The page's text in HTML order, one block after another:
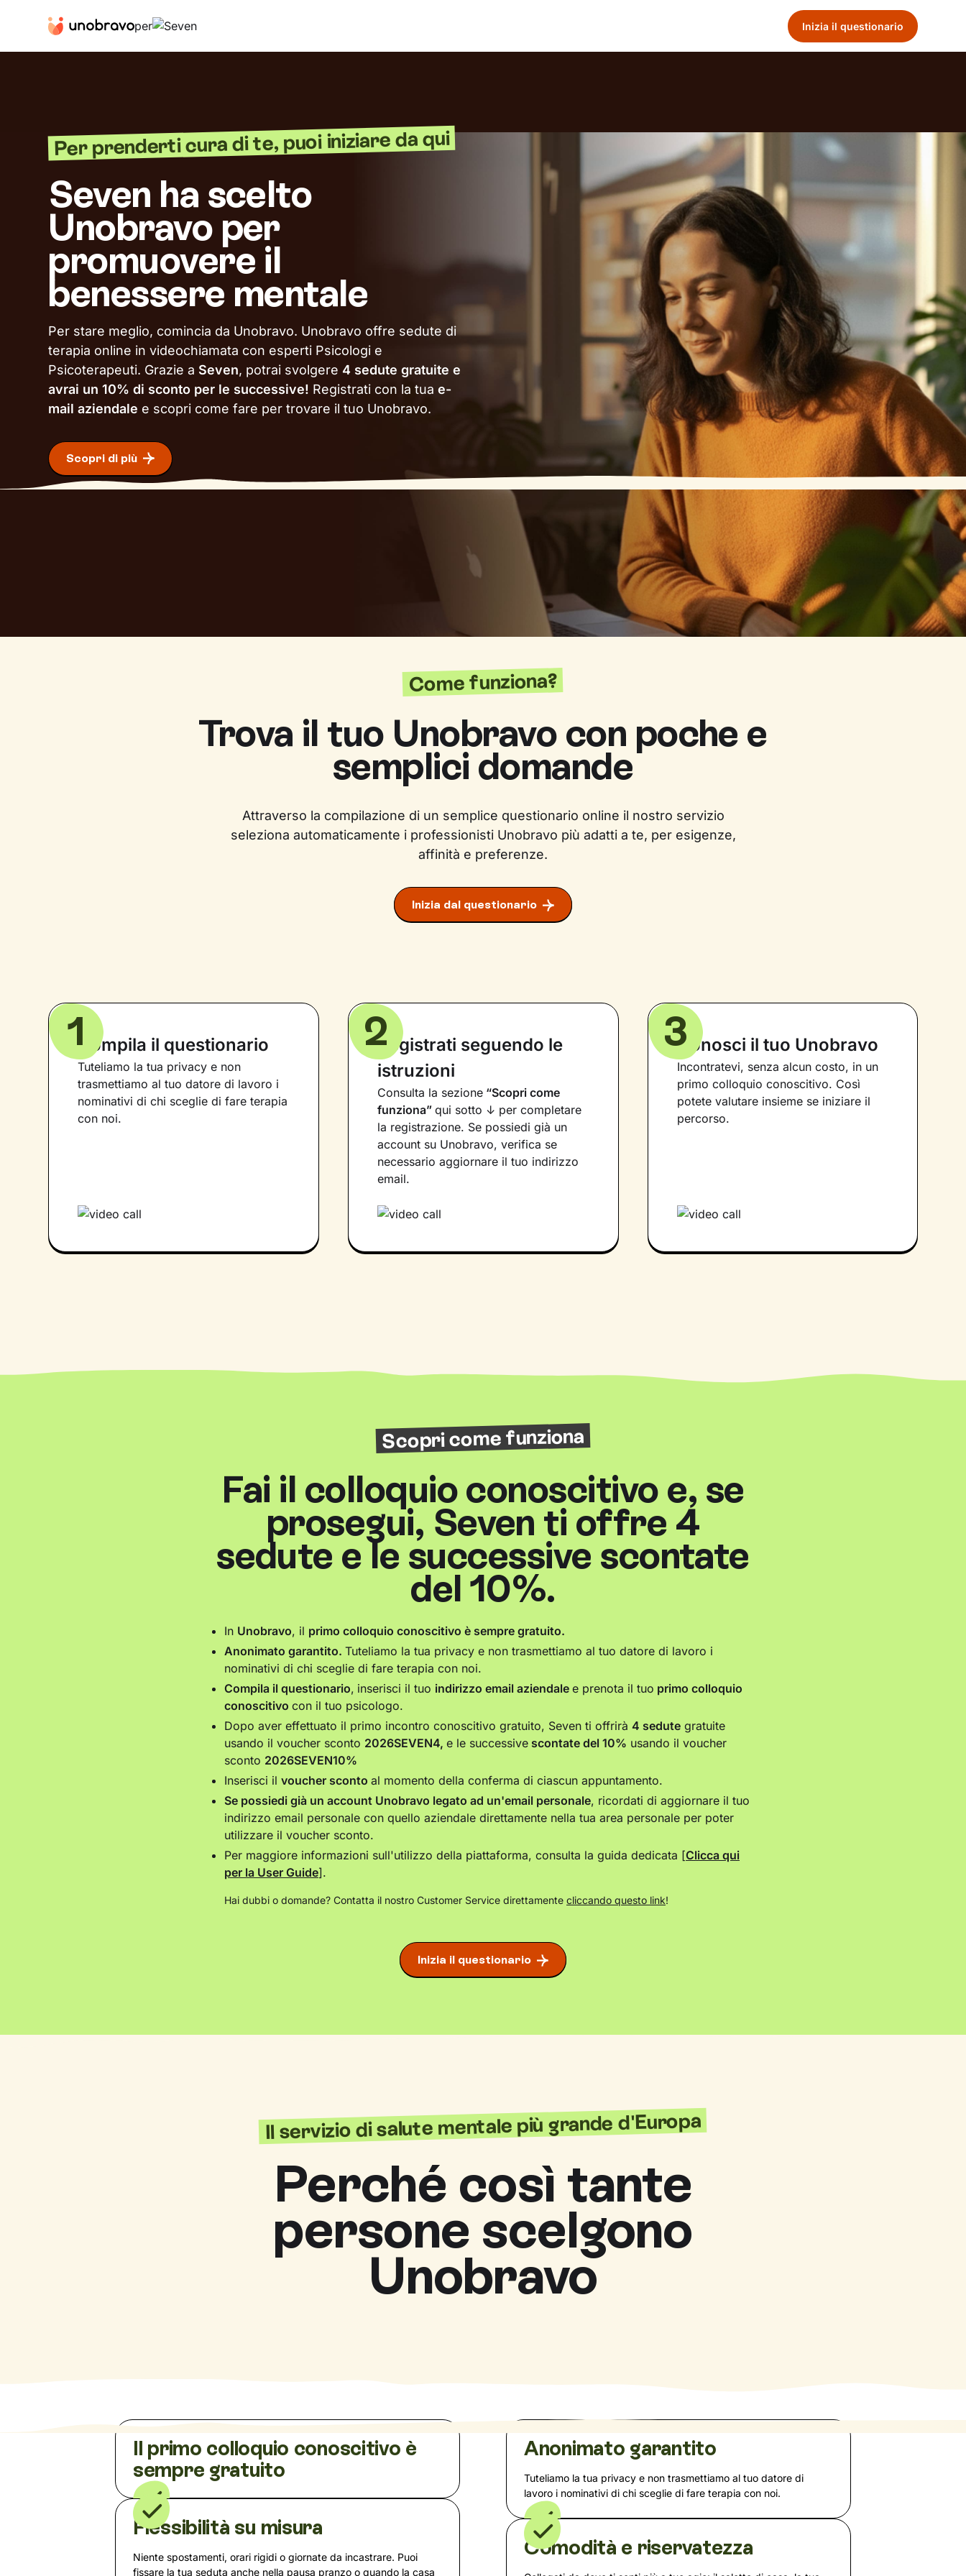
per Inizia il questionario
Per prenderti cura di te, puoi iniziare da qui
Seven ha scelto
Unobravo per
promuovere il
benessere mentale
Per stare meglio, comincia da Unobravo. Unobravo offre sedute di
terapia online in videochiamata con esperti Psicologi e
Psicoterapeuti. Grazie a Seven, potrai svolgere 4 sedute gratuite e
avrai un 10% di sconto per le successive! Registrati con la tua e-
mail aziendale e scopri come fare per trovare il tuo Unobravo.
Scopri di più
Come funziona?
Trova il tuo Unobravo con poche e
semplici domande
Attraverso la compilazione di un semplice questionario online il nostro servizio
seleziona automaticamente i professionisti Unobravo più adatti a te, per esigenze,
affinità e preferenze.
Inizia dal questionario
Compila il questionario
Tuteliamo la tua privacy e non
trasmettiamo al tuo datore di lavoro i
nominativi di chi sceglie di fare terapia
con noi.
1
Registrati seguendo le
istruzioni
Consulta la sezione“Scopri come
funziona” qui sotto ↓ per completare
la registrazione. Se possiedi già un
account su Unobravo, verifica se
necessario aggiornare il tuo indirizzo
email.
2 Conosci il tuo Unobravo
Incontratevi, senza alcun costo, in un
primo colloquio conoscitivo. Così
potete valutare insieme se iniziare il
percorso.
3
Scopri come funziona
Fai il colloquio conoscitivo e, se
prosegui, Seven ti offre 4
sedute e le successive scontate
del 10%.
In Unobravo, il primo colloquio conoscitivo è sempre gratuito.
Anonimato garantito. Tuteliamo la tua privacy e non trasmettiamo al tuo datore di lavoro i
nominativi di chi sceglie di fare terapia con noi.
Compila il questionario, inserisci il tuo indirizzo email aziendale e prenota il tuo primo colloquio
conoscitivo con il tuo psicologo.
Dopo aver effettuato il primo incontro conoscitivo gratuito, Seven ti offrirà 4 sedute gratuite
usando il voucher sconto 2026SEVEN4, e le successive scontate del 10% usando il voucher
sconto 2026SEVEN10%
Inserisci il voucher sconto al momento della conferma di ciascun appuntamento.
Se possiedi già un account Unobravo legato ad un'email personale, ricordati di aggiornare il tuo
indirizzo email personale con quello aziendale direttamente nella tua area personale per poter
utilizzare il voucher sconto.
Per maggiore informazioni sull'utilizzo della piattaforma, consulta la guida dedicata [Clicca qui
per la User Guide].
Hai dubbi o domande? Contatta il nostro Customer Service direttamente cliccando questo link!
Inizia il questionario
Il servizio di salute mentale più grande d'Europa
Perché così tante
persone scelgono
Unobravo
Il primo colloquio conoscitivo è
sempre gratuito
Flessibilità su misura
Niente spostamenti, orari rigidi o giornate da incastrare. Puoi
fissare la tua seduta anche nella pausa pranzo o quando la casa
Anonimato garantito
Tuteliamo la tua privacy e non trasmettiamo al tuo datore di
lavoro i nominativi di chi sceglie di fare terapia con noi.
Comodità e riservatezza